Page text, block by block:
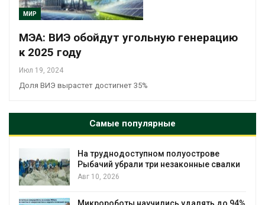
МИР
МЭА: ВИЭ обойдут угольную генерацию
к 2025 году
Июл 19, 2024
Доля ВИЭ вырастет достигнет 35%
Самые популярные
Региональный экологический контроль
в России фактически ушёл от проверок к
наблюдению